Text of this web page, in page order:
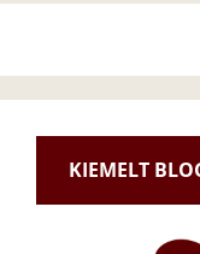
KIEMELT